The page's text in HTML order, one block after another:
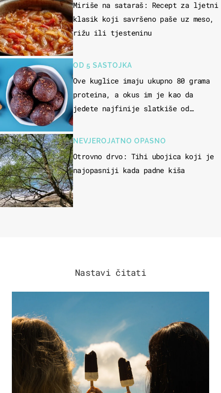
Miriše na sataraš: Recept za ljetni
klasik koji savršeno paše uz meso,
rižu ili tjesteninu
OD 5 SASTOJKA
Ove kuglice imaju ukupno 80 grama
proteina, a okus im je kao da
jedete najfinije slatkiše od
NEVJEROJATNO OPASNO
Otrovno drvo: Tihi ubojica koji je
najopasniji kada padne kiša
Nastavi čitati